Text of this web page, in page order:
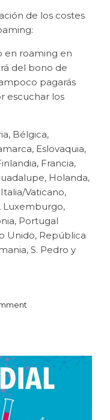
de los costes
en roaming en
del bono de
pagarás
escuchar los
Bélgica,
Eslovaquia,
Francia,
Holanda,
Vaticano,
Luxemburgo,
Portugal
Unido, República
S. Pedro y